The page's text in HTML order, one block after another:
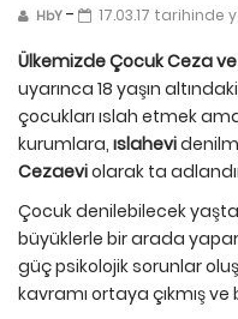
HbY- 17.03.17 tarihinde
Ülkemizde Çocuk Ceza ve
uyarınca 18 yaşın
çocukları ıslah etmek
kurumlara, ıslahevi
Cezaeviolarak ta
Çocuk denilebilecek
büyüklerle bir arada
güç psikolojik sorunlar
kavramı ortaya çıkmış